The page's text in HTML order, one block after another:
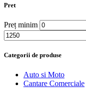
Pret
Preț minim
Categorii de produse
Auto si Moto
Cantare Comerciale